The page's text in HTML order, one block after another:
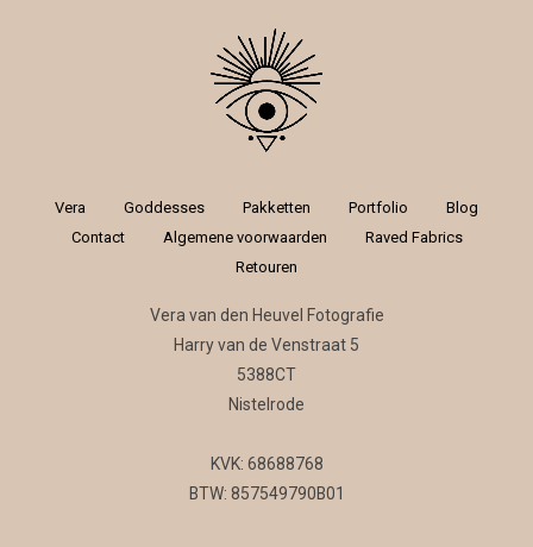
Vera Goddesses Pakketten Portfolio
Blog
Contact
Algemene voorwaarden
Raved Fabrics
Retouren
Vera van den Heuvel Fotografie
Harry van de Venstraat 5
5388CT
Nistelrode
KVK: 68688768
BTW: 857549790B01